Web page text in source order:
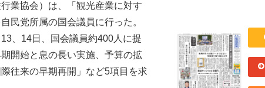
業協会）は、「観光産業に対す
民党所属の国会議員に行った。
、14日、国会議員約400人に提
開始と息の長い実施、予算の拡
往来の早期再開」など5項目を求